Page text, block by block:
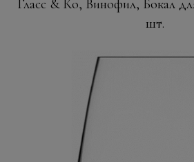
Гласс & Ко, Винофил, Бокал
шт.